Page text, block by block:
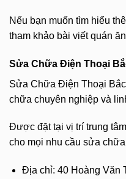
Nếu bạn muốn tìm hiểu
tham khảo bài viết quán
Sửa Chữa Điện Thoại
Sửa Chữa Điện Thoại
chữa chuyên nghiệp và
Được đặt tại vị trí trung
cho mọi nhu cầu sửa
Địa chỉ: 40 Hoàng Văn